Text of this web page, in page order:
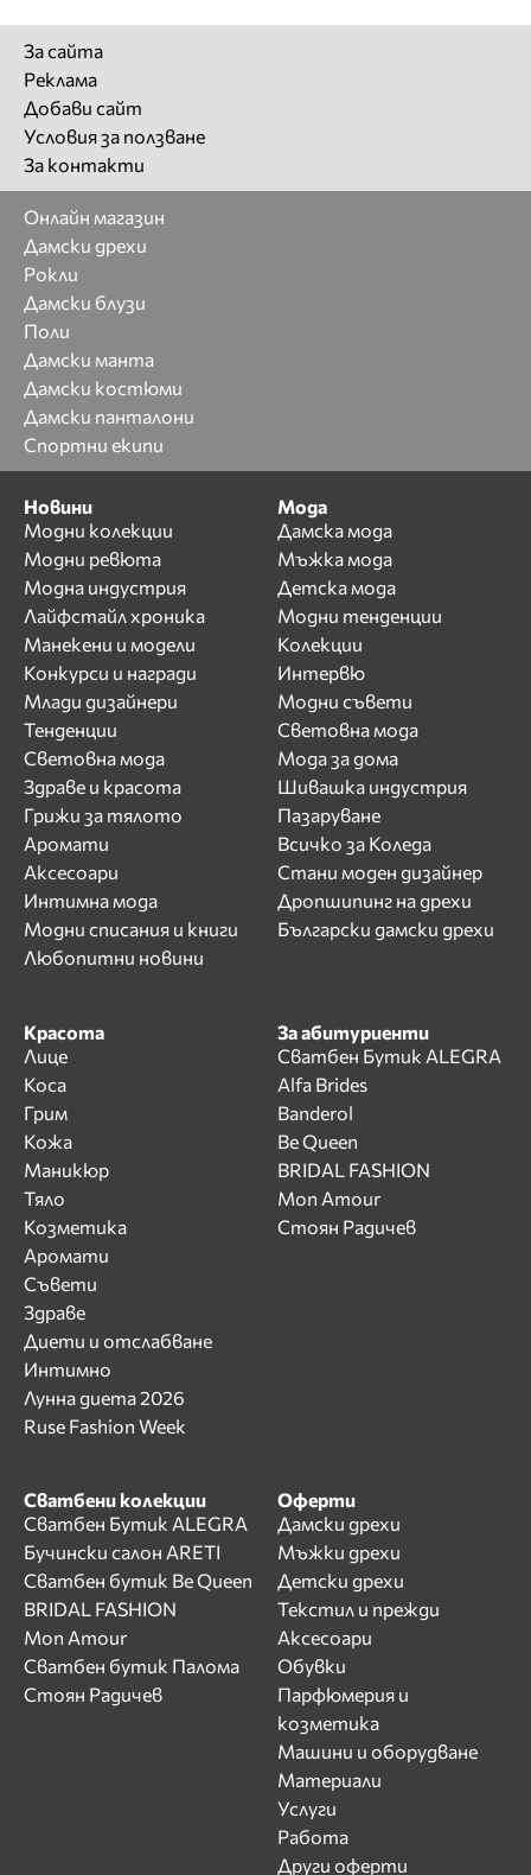
За сайта
Реклама
Добави сайт
Условия за ползване
За контакти
Онлайн магазин
Дамски дрехи
Рокли
Дамски блузи
Поли
Дамски манта
Дамски костюми
Дамски панталони
Спортни екипи
Новини
Модни колекции
Модни ревюта
Модна индустрия
Лайфстайл хроника
Манекени и модели
Конкурси и награди
Млади дизайнери
Тенденции
Световна мода
Здраве и красота
Грижи за тялото
Аромати
Аксесоари
Интимна мода
Модни списания и книги
Любопитни новини
Мода
Дамска мода
Мъжка мода
Детска мода
Модни тенденции
Колекции
Интервю
Модни съвети
Световна мода
Мода за дома
Шивашка индустрия
Пазаруване
Всичко за Коледа
Стани моден дизайнер
Дропшипинг на дрехи
Български дамски дрехи
Красота
Лице
Коса
Грим
Кожа
Маникюр
Тяло
Козметика
Аромати
Съвети
Здраве
Диети и отслабване
Интимно
Лунна диета 2026
Ruse Fashion Week
За абитуриенти
Сватбен Бутик ALEGRA
Alfa Brides
Banderol
Be Queen
BRIDAL FASHION
Mon Amour
Стоян Радичев
Сватбени колекции
Сватбен Бутик ALEGRA
Бучински салон ARETI
Сватбен бутик Be Queen
BRIDAL FASHION
Mon Amour
Сватбен бутик Палома
Стоян Радичев
Оферти
Дамски дрехи
Мъжки дрехи
Детски дрехи
Текстил и прежди
Аксесоари
Обувки
Парфюмерия и
козметика
Машини и оборудване
Материали
Услуги
Работа
Други оферти